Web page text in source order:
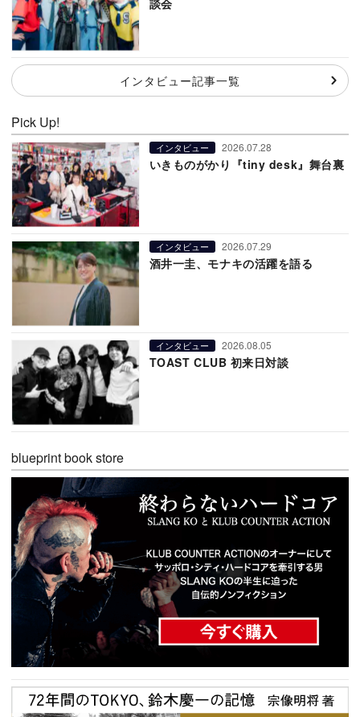
インタビュー記事一覧
Pick Up!
インタビュー 2026.07.28
いきものがかり『tiny desk』舞台裏
インタビュー 2026.07.29
酒井一圭、モナキの活躍を語る
インタビュー 2026.08.05
TOAST CLUB 初来日対談
blueprint book store